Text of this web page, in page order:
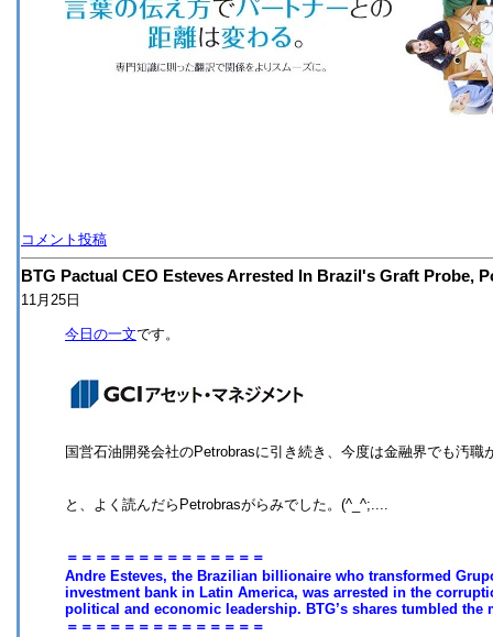
コメント投稿
BTG Pactual CEO Esteves Arrested In Brazil's Graft Probe,
11月25日
今日の一文です。
国営石油開発会社のPetrobrasに引き続き、今度は金融界でも汚
と、よく読んだらPetrobrasがらみでした。(^_^;....
＝＝＝＝＝＝＝＝＝＝＝＝＝＝
Andre Esteves, the Brazilian billionaire who transformed
investment bank in Latin America, was arrested in the
political and economic leadership. BTG’s shares tumbled the
＝＝＝＝＝＝＝＝＝＝＝＝＝＝